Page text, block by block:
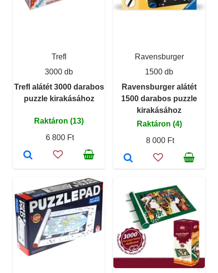
Trefl
3000 db
Trefl alátét 3000 darabos
puzzle kirakásához
Raktáron (13)
6 800 Ft
Ravensburger
1500 db
Ravensburger alátét
1500 darabos puzzle
kirakásához
Raktáron (4)
8 000 Ft